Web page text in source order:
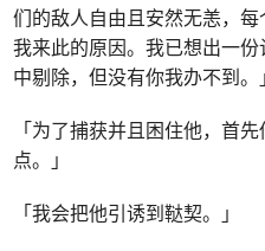
们的敌人自由且安然无恙，
我来此的原因。我已想出一
中剔除，但没有你我办不到。」
「为了捕获并且困住他，首
点。」
「我会把他引诱到鞑契。」